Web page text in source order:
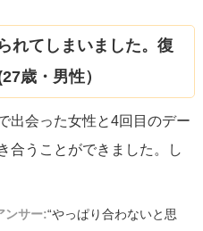
れてしまいました。復
歳・男性）
出会った女性と4回目のデー
合うことができました。し
ンサー:“やっぱり合わないと思